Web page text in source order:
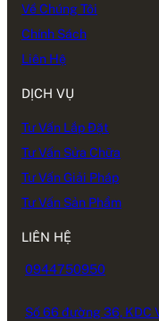
Về Chúng Tôi
Chính Sách
Liên Hệ
DỊCH VỤ
Tư Vấn Lắp Đặt
Tư Vấn Sửa Chữa
Tư Vấn Giải Pháp
Tư Vấn Sản Phẩm
LIÊN HỆ
0944750950
Số 66 đường 36, KDC